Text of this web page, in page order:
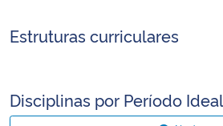
Estruturas curriculares
Disciplinas por Período Ideal